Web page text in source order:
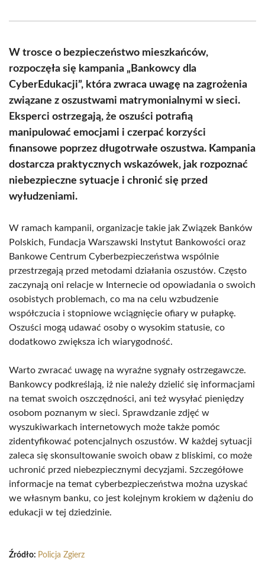
(Twitter)
W trosce o bezpieczeństwo mieszkańców,
rozpoczęła się kampania „Bankowcy dla
CyberEdukacji”, która zwraca uwagę na zagrożenia
związane z oszustwami matrymonialnymi w sieci.
Eksperci ostrzegają, że oszuści potrafią
manipulować emocjami i czerpać korzyści
finansowe poprzez długotrwałe oszustwa. Kampania
dostarcza praktycznych wskazówek, jak rozpoznać
niebezpieczne sytuacje i chronić się przed
wyłudzeniami.
W ramach kampanii, organizacje takie jak Związek Banków
Polskich, Fundacja Warszawski Instytut Bankowości oraz
Bankowe Centrum Cyberbezpieczeństwa wspólnie
przestrzegają przed metodami działania oszustów. Często
zaczynają oni relacje w Internecie od opowiadania o swoich
osobistych problemach, co ma na celu wzbudzenie
współczucia i stopniowe wciągnięcie ofiary w pułapkę.
Oszuści mogą udawać osoby o wysokim statusie, co
dodatkowo zwiększa ich wiarygodność.
Warto zwracać uwagę na wyraźne sygnały ostrzegawcze.
Bankowcy podkreślają, iż nie należy dzielić się informacjami
na temat swoich oszczędności, ani też wysyłać pieniędzy
osobom poznanym w sieci. Sprawdzanie zdjęć w
wyszukiwarkach internetowych może także pomóc
zidentyfikować potencjalnych oszustów. W każdej sytuacji
zaleca się skonsultowanie swoich obaw z bliskimi, co może
uchronić przed niebezpiecznymi decyzjami. Szczegółowe
informacje na temat cyberbezpieczeństwa można uzyskać
we własnym banku, co jest kolejnym krokiem w dążeniu do
edukacji w tej dziedzinie.
Źródło: Policja Zgierz